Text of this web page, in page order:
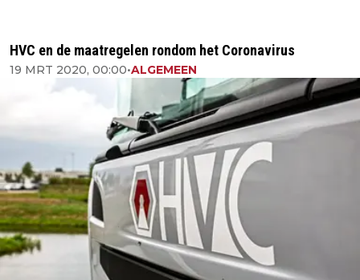
HVC en de maatregelen rondom het Coronavirus
19 MRT 2020, 00:00•ALGEMEEN